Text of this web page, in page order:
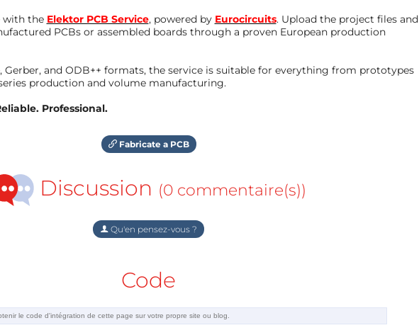
with the Elektor PCB Service, powered by Eurocircuits. Upload the project files and
PCBs or assembled boards through a proven European production
Gerber, and ODB++ formats, the service is suitable for everything from prototypes
production and volume manufacturing.
Professional.
Fabricate a PCB
Discussion (0 commentaire(s))
Qu'en pensez-vous ?
Code